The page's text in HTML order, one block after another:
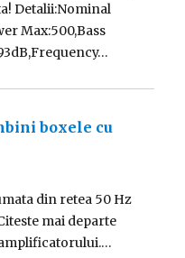
Detalii:Nominal
Max:500,Bass
boxele cu
din retea 50 Hz
mai departe